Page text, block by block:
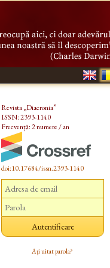
Revista „Diacronia”
ISSN: 2393-1140
Frecvență: 2 numere / an
doi:10.17684/issn.2393-1140
Ați uitat parola?